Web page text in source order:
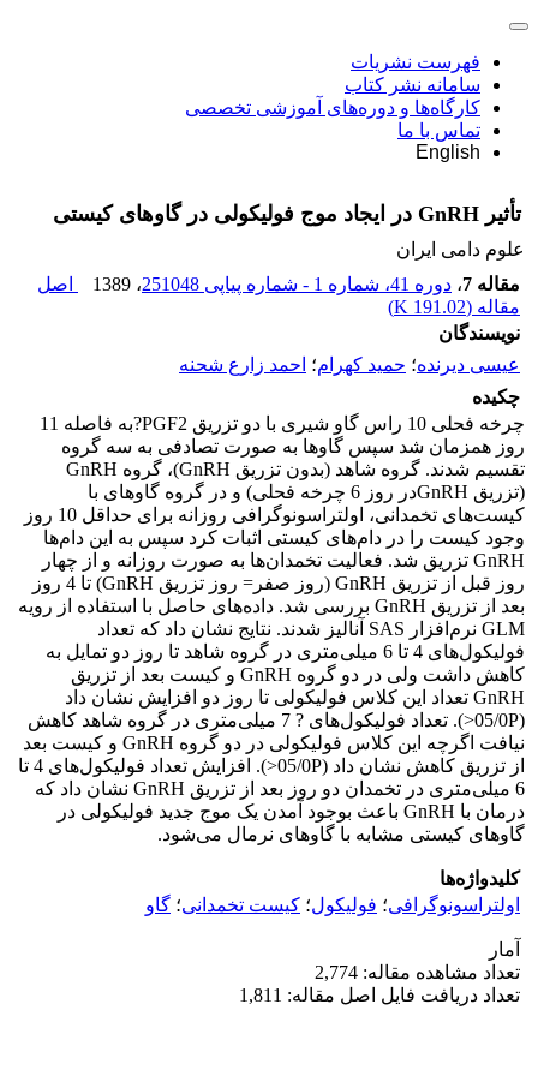
فهرست نشریات
سامانه نشر کتاب
کارگاه‌ها و دوره‌های آموزشی تخصصی
تماس با ما
English
تأثیر GnRH در ایجاد موج فولیکولی در گاوهای کیستی
علوم دامی ایران
مقاله 7
، دوره 41، شماره 1 - شماره پیاپی 251048 ، 1389
اصل
مقاله (191.02 K
)
نویسندگان
عیسی دیرنده؛ حمید کهرام؛ احمد زارع شحنه
چکیده
چرخه فحلی 10 راس گاو شیری با دو تزریق PGF2?به فاصله 11
روز همزمان‌ شد سپس گاوها به صورت تصادفی به سه گروه
تقسیم شدند. گروه شاهد (بدون تزریق GnRH)، گروه GnRH
(تزریق GnRHدر روز 6 چرخه فحلی) و در گروه گاوهای با
کیست‌های تخمدانی، اولتراسونوگرافی روزانه برای حداقل 10 روز
وجود کیست را در دام‌های کیستی اثبات کرد سپس به این دام‌ها
GnRH تزریق شد. فعالیت تخمدان‌ها به صورت روزانه و از چهار
روز قبل از تزریق GnRH (روز صفر= روز تزریق GnRH) تا 4 روز
بعد از تزریق GnRH بررسی شد. داده‌های حاصل با استفاده از رویه
GLM نرم‌افزار SAS آنالیز شدند. نتایج نشان داد که تعداد
فولیکول‌های 4 تا 6 میلی‌متری در گروه شاهد تا روز دو تمایل به
کاهش داشت ولی در دو گروه GnRH و کیست بعد از تزریق
GnRH تعداد این کلاس فولیکولی تا روز دو افزایش نشان داد
(05/0P<). تعداد فولیکول‌های ? 7 میلی‌متری در گروه شاهد کاهش
نیافت اگرچه این کلاس فولیکولی در دو گروه GnRH و کیست بعد
از تزریق کاهش نشان داد (05/0P<). افزایش تعداد فولیکول‌های 4 تا
6 میلی‌متری در تخمدان دو روز بعد از تزریق GnRH نشان داد که
درمان با GnRH باعث بوجود آمدن یک موج جدید فولیکولی در
گاوهای کیستی مشابه با گاوهای نرمال می‌شود.
کلیدواژه‌ها
اولتراسونوگرافی؛ فولیکول؛ کیست تخمدانی؛ گاو
آمار
تعداد مشاهده مقاله: 2,774
تعداد دریافت فایل اصل مقاله: 1,811